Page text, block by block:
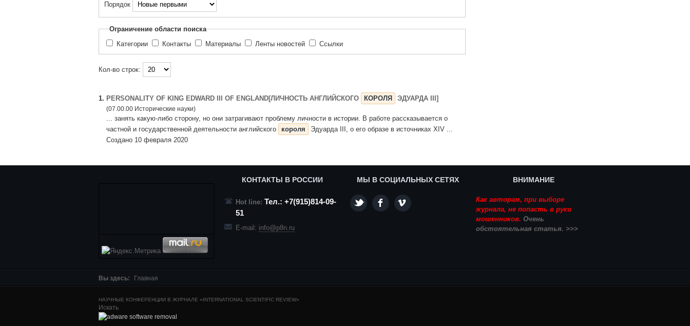
Порядок
Ограничение области поиска
Категории
Контакты Материалы Ленты новостей Ссылки
Кол-во строк:
1. PERSONALITY OF KING EDWARD III OF ENGLAND[ЛИЧНОСТЬ АНГЛИЙСКОГО КОРОЛЯ ЭДУАРДА III]
(07.00.00 Исторические науки)
... занять какую-либо сторону, но они затрагивают проблему личности в истории. В работе рассказывается о
частной и государственной деятельности английского
короля
Эдуарда III, о его образе в источниках XIV ...
Создано 10 февраля 2020
КОНТАКТЫ В РОССИИ
Hot line: Тел.: +7(915)814-09-
51
E-mail: info@p8n.ru
МЫ В СОЦИАЛЬНЫХ СЕТЯХ ВНИМАНИЕ
Как авторам, при выборе
журнала, не попасть в руки
мошенников. Очень
обстоятельная статья. >>>
Вы здесь: Главная
НАУЧНЫЕ КОНФЕРЕНЦИИ В ЖУРНАЛЕ «INTERNATIONAL SCIENTIFIC REVIEW»
Искать